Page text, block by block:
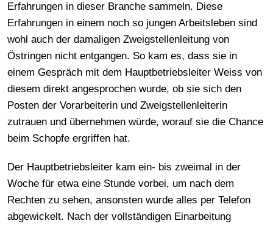
Erfahrungen in dieser Branche sammeln. Diese
Erfahrungen in einem noch so jungen Arbeitsleben sind
wohl auch der damaligen Zweigstellenleitung von
Östringen nicht entgangen. So kam es, dass sie in
einem Gespräch mit dem Hauptbetriebsleiter Weiss von
diesem direkt angesprochen wurde, ob sie sich den
Posten der Vorarbeiterin und Zweigstellenleiterin
zutrauen und übernehmen würde, worauf sie die Chance
beim Schopfe ergriffen hat.
Der Hauptbetriebsleiter kam ein- bis zweimal in der
Woche für etwa eine Stunde vorbei, um nach dem
Rechten zu sehen, ansonsten wurde alles per Telefon
abgewickelt. Nach der vollständigen Einarbeitung